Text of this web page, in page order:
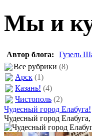
Мы и
Автор блога:
Гузель
Все рубрики (8)
Арск (1)
Казань! (4)
Чистополь (2)
Чудесный город Елабуга!
Чудесный город